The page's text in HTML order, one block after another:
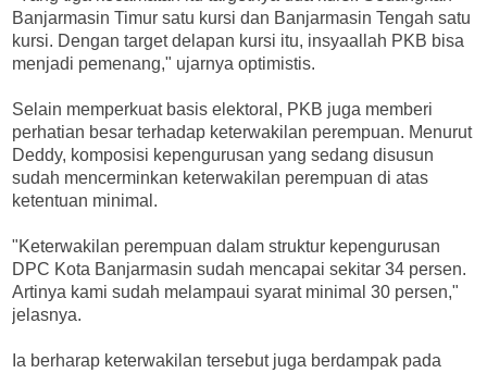
Banjarmasin Timur satu kursi dan Banjarmasin Tengah satu
kursi. Dengan target delapan kursi itu, insyaallah PKB bisa
menjadi pemenang," ujarnya optimistis.
Selain memperkuat basis elektoral, PKB juga memberi
perhatian besar terhadap keterwakilan perempuan. Menurut
Deddy, komposisi kepengurusan yang sedang disusun
sudah mencerminkan keterwakilan perempuan di atas
ketentuan minimal.
"Keterwakilan perempuan dalam struktur kepengurusan
DPC Kota Banjarmasin sudah mencapai sekitar 34 persen.
Artinya kami sudah melampaui syarat minimal 30 persen,"
jelasnya.
Ia berharap keterwakilan tersebut juga berdampak pada